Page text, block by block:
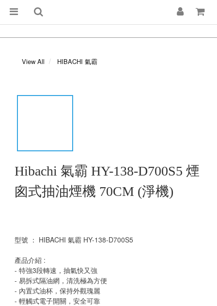
View All HIBACHI 氣霸
Hibachi 氣霸 HY-138-D700S5 煙
囪式抽油煙機 70CM (淨機)
型號 ： HIBACHI 氣霸 HY-138-D700S5
產品介紹 :
- 特強3段轉速，抽氣快又強
- 易拆式隔油網，清洗極為方便
- 內置式油杯，保持外觀瑰麗
- 輕觸式電子開關，安全可靠